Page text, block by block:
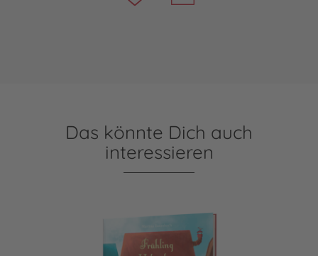
Das könnte Dich auch
interessieren